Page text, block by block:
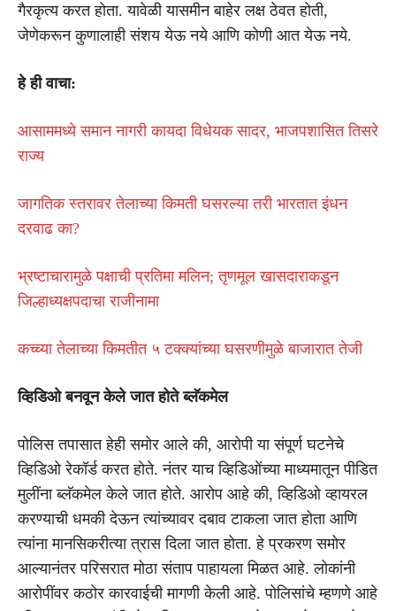
गैरकृत्य करत होता. यावेळी यासमीन बाहेर लक्ष ठेवत होती,
जेणेकरून कुणालाही संशय येऊ नये आणि कोणी आत येऊ नये.
हे ही वाचा:
आसाममध्ये समान नागरी कायदा विधेयक सादर, भाजपशासित तिसरे
राज्य
जागतिक स्तरावर तेलाच्या किमती घसरल्या तरी भारतात इंधन
दरवाढ का?
भ्रष्टाचारामुळे पक्षाची प्रतिमा मलिन; तृणमूल खासदाराकडून
जिल्हाध्यक्षपदाचा राजीनामा
कच्च्या तेलाच्या किमतीत ५ टक्क्यांच्या घसरणीमुळे बाजारात तेजी
व्हिडिओ बनवून केले जात होते ब्लॅकमेल
पोलिस तपासात हेही समोर आले की, आरोपी या संपूर्ण घटनेचे
व्हिडिओ रेकॉर्ड करत होते. नंतर याच व्हिडिओंच्या माध्यमातून पीडित
मुलींना ब्लॅकमेल केले जात होते. आरोप आहे की, व्हिडिओ व्हायरल
करण्याची धमकी देऊन त्यांच्यावर दबाव टाकला जात होता आणि
त्यांना मानसिकरीत्या त्रास दिला जात होता. हे प्रकरण समोर
आल्यानंतर परिसरात मोठा संताप पाहायला मिळत आहे. लोकांनी
आरोपींवर कठोर कारवाईची मागणी केली आहे. पोलिसांचे म्हणणे आहे